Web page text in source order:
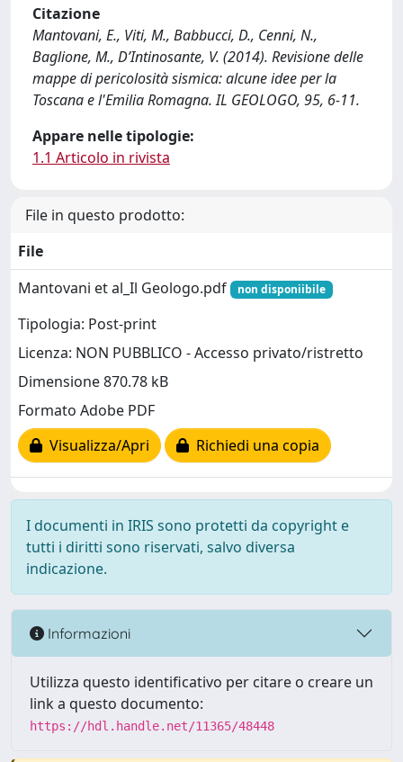
Citazione
Mantovani, E., Viti, M., Babbucci, D., Cenni, N.,
Baglione, M., D’Intinosante, V. (2014). Revisione delle
mappe di pericolosità sismica: alcune idee per la
Toscana e l'Emilia Romagna. IL GEOLOGO, 95, 6-11.
Appare nelle tipologie:
1.1 Articolo in rivista
File in questo prodotto:
File
Mantovani et al_Il Geologo.pdf
non disponiibile
Tipologia: Post-print
Licenza: NON PUBBLICO - Accesso privato/ristretto
Dimensione 870.78 kB
Formato Adobe PDF
Visualizza/Apri
Richiedi una copia
I documenti in IRIS sono protetti da copyright e
tutti i diritti sono riservati, salvo diversa
indicazione.
Informazioni
Utilizza questo identificativo per citare o creare un
link a questo documento:
https://hdl.handle.net/11365/48448